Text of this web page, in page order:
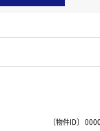
〔物件ID〕